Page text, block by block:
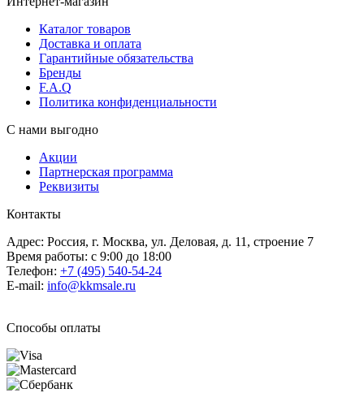
Каталог товаров
Доставка и оплата
Гарантийные обязательства
Бренды
F.A.Q
Политика конфиденциальности
С нами выгодно
Акции
Партнерская программа
Реквизиты
Контакты
Адрес: Россия, г. Москва, ул. Деловая, д. 11, строение 7
Время работы: с 9:00 до 18:00
Телефон: +7 (495) 540-54-24
E-mail: info@kkmsale.ru
Способы оплаты